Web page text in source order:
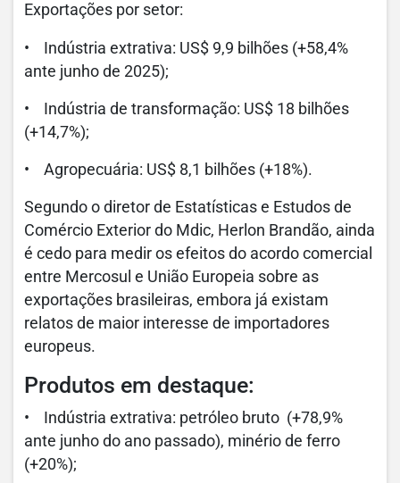
Exportações por setor:
• Indústria extrativa: US$ 9,9 bilhões (+58,4%
ante junho de 2025);
• Indústria de transformação: US$ 18 bilhões
(+14,7%);
• Agropecuária: US$ 8,1 bilhões (+18%).
Segundo o diretor de Estatísticas e Estudos de
Comércio Exterior do Mdic, Herlon Brandão, ainda
é cedo para medir os efeitos do acordo comercial
entre Mercosul e União Europeia sobre as
exportações brasileiras, embora já existam
relatos de maior interesse de importadores
europeus.
Produtos em destaque:
• Indústria extrativa: petróleo bruto (+78,9%
ante junho do ano passado), minério de ferro
(+20%);